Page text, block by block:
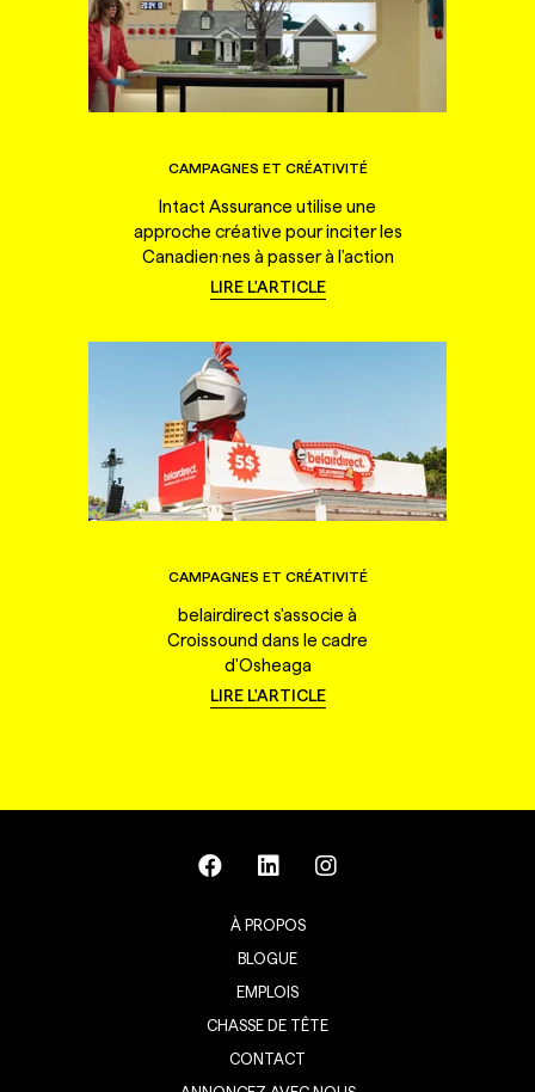
CAMPAGNES ET CRÉATIVITÉ
Intact Assurance utilise une
approche créative pour inciter les
Canadien·nes à passer à l'action
LIRE L'ARTICLE
CAMPAGNES ET CRÉATIVITÉ
belairdirect s'associe à
Croissound dans le cadre
d'Osheaga
LIRE L'ARTICLE
À PROPOS
BLOGUE
EMPLOIS
CHASSE DE TÊTE
CONTACT